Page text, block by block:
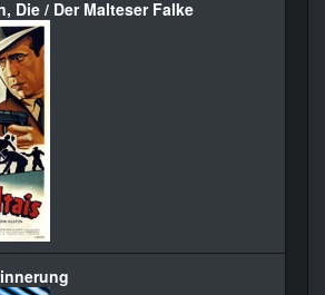
Die / Der Malteser Falke